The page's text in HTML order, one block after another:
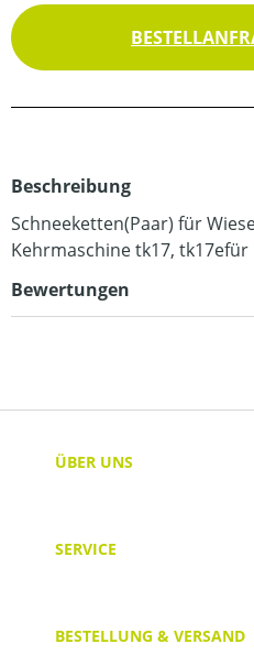
Beschreibung
Schneeketten(Paar) für
Kehrmaschine tk17, tk17efür
Bewertungen
ÜBER UNS
SERVICE
BESTELLUNG & VERSAND